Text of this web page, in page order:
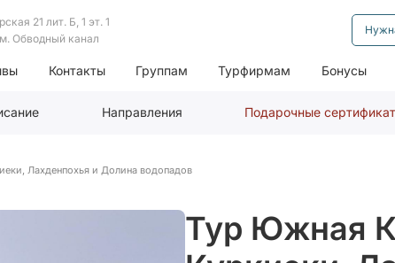
21 лит. Б, 1 эт. 1
Обводный канал
Контакты Группам Турфирмам Бонусы
Направления Подарочные
Лахденпохья и Долина водопадов
Тур Южная